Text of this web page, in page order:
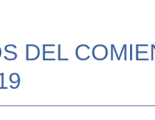
DEL